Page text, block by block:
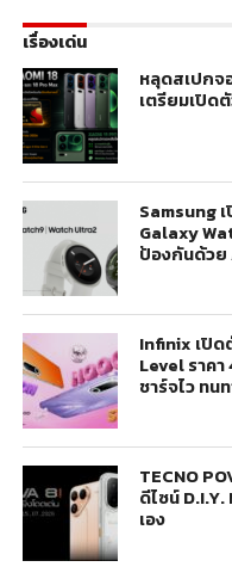
เรื่องเด่น
หลุดสเปกจ
เตรียมเปิด
Samsung
Galaxy
ป้องกันด้วย
Infinix เปิด
Level ราค
ชาร์จไว ทน
TECNO
ดีไซน์
เอง